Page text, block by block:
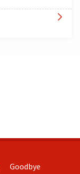

Goodbye